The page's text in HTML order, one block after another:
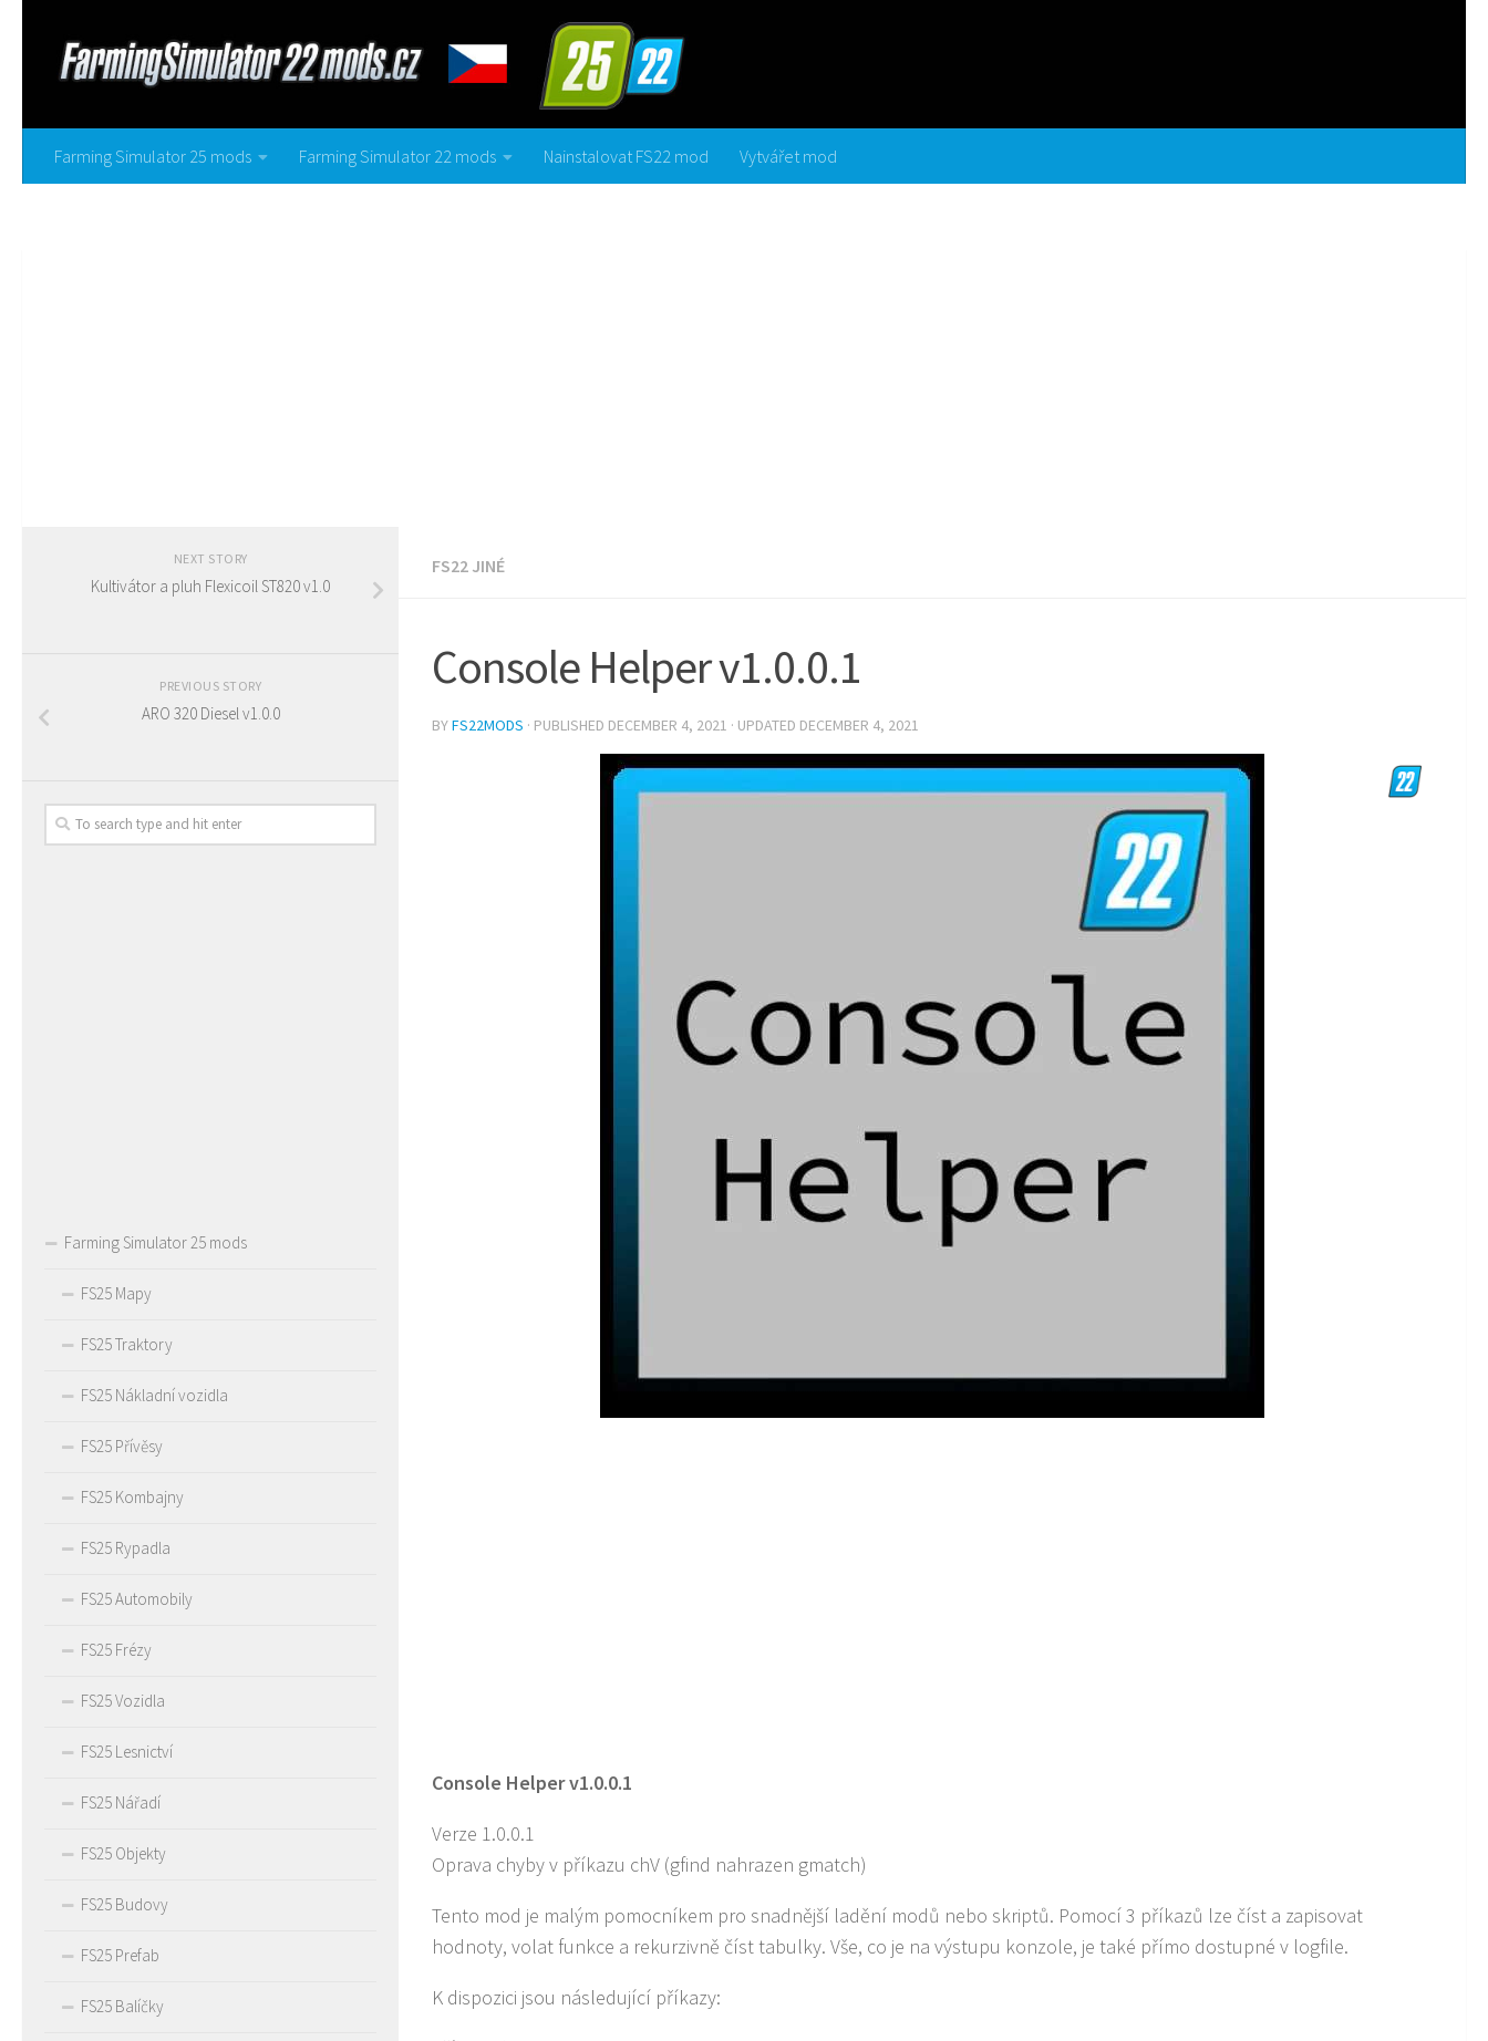
Farming Simulator 25 mods Farming Simulator 22 mods Nainstalovat FS22 mod Vytvářet mod
FS22 JINÉ
Console Helper v1.0.0.1
BYFS22MODS · PUBLISHED DECEMBER 4, 2021 · UPDATED DECEMBER 4, 2021
Console Helper v1.0.0.1
Verze 1.0.0.1
Oprava chyby v příkazu chV (gfind nahrazen gmatch)
Tento mod je malým pomocníkem pro snadnější ladění modů nebo skriptů. Pomocí 3 příkazů lze číst a zapisovat
hodnoty, volat funkce a rekurzivně číst tabulky. Vše, co je na výstupu konzole, je také přímo dostupné v logfile.
K dispozici jsou následující příkazy:
NEXT STORY
Kultivátor a pluh Flexicoil ST820 v1.0
PREVIOUS STORY
ARO 320 Diesel v1.0.0
Farming Simulator 25 mods
FS25 Mapy
FS25 Traktory
FS25 Nákladní vozidla
FS25 Přívěsy
FS25 Kombajny
FS25 Rypadla
FS25 Automobily
FS25 Frézy
FS25 Vozidla
FS25 Lesnictví
FS25 Nářadí
FS25 Objekty
FS25 Budovy
FS25 Prefab
FS25 Balíčky